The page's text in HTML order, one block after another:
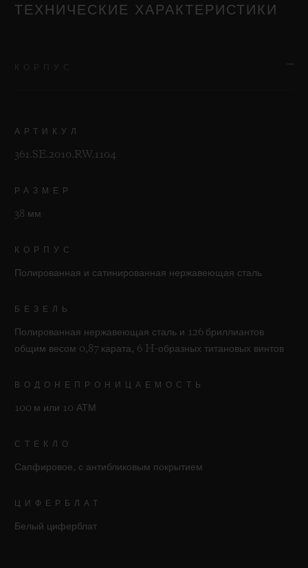
ТЕХНИЧЕСКИЕ ХАРАКТЕРИСТИКИ
АРТИКУЛ
361.SE.2010.RW.1104
РАЗМЕР
38 мм
КОРПУС
Полированная и сатинированная нержавеющая сталь
БЕЗЕЛЬ
Полированная нержавеющая сталь и 126 бриллиантов
общим весом 0,87 карата, 6 H-образных титановых винтов
ВОДОНЕПРОНИЦАЕМОСТЬ
100 м или 10 АТМ
СТЕКЛО
Сапфировое, с антибликовым покрытием
ЦИФЕРБЛАТ
Белый циферблат